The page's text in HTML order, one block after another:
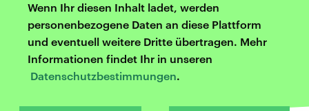
Wenn Ihr diesen Inhalt ladet, werden
personenbezogene Daten an diese Plattform
und eventuell weitere Dritte übertragen. Mehr
Informationen findet Ihr in unseren
Datenschutzbestimmungen.